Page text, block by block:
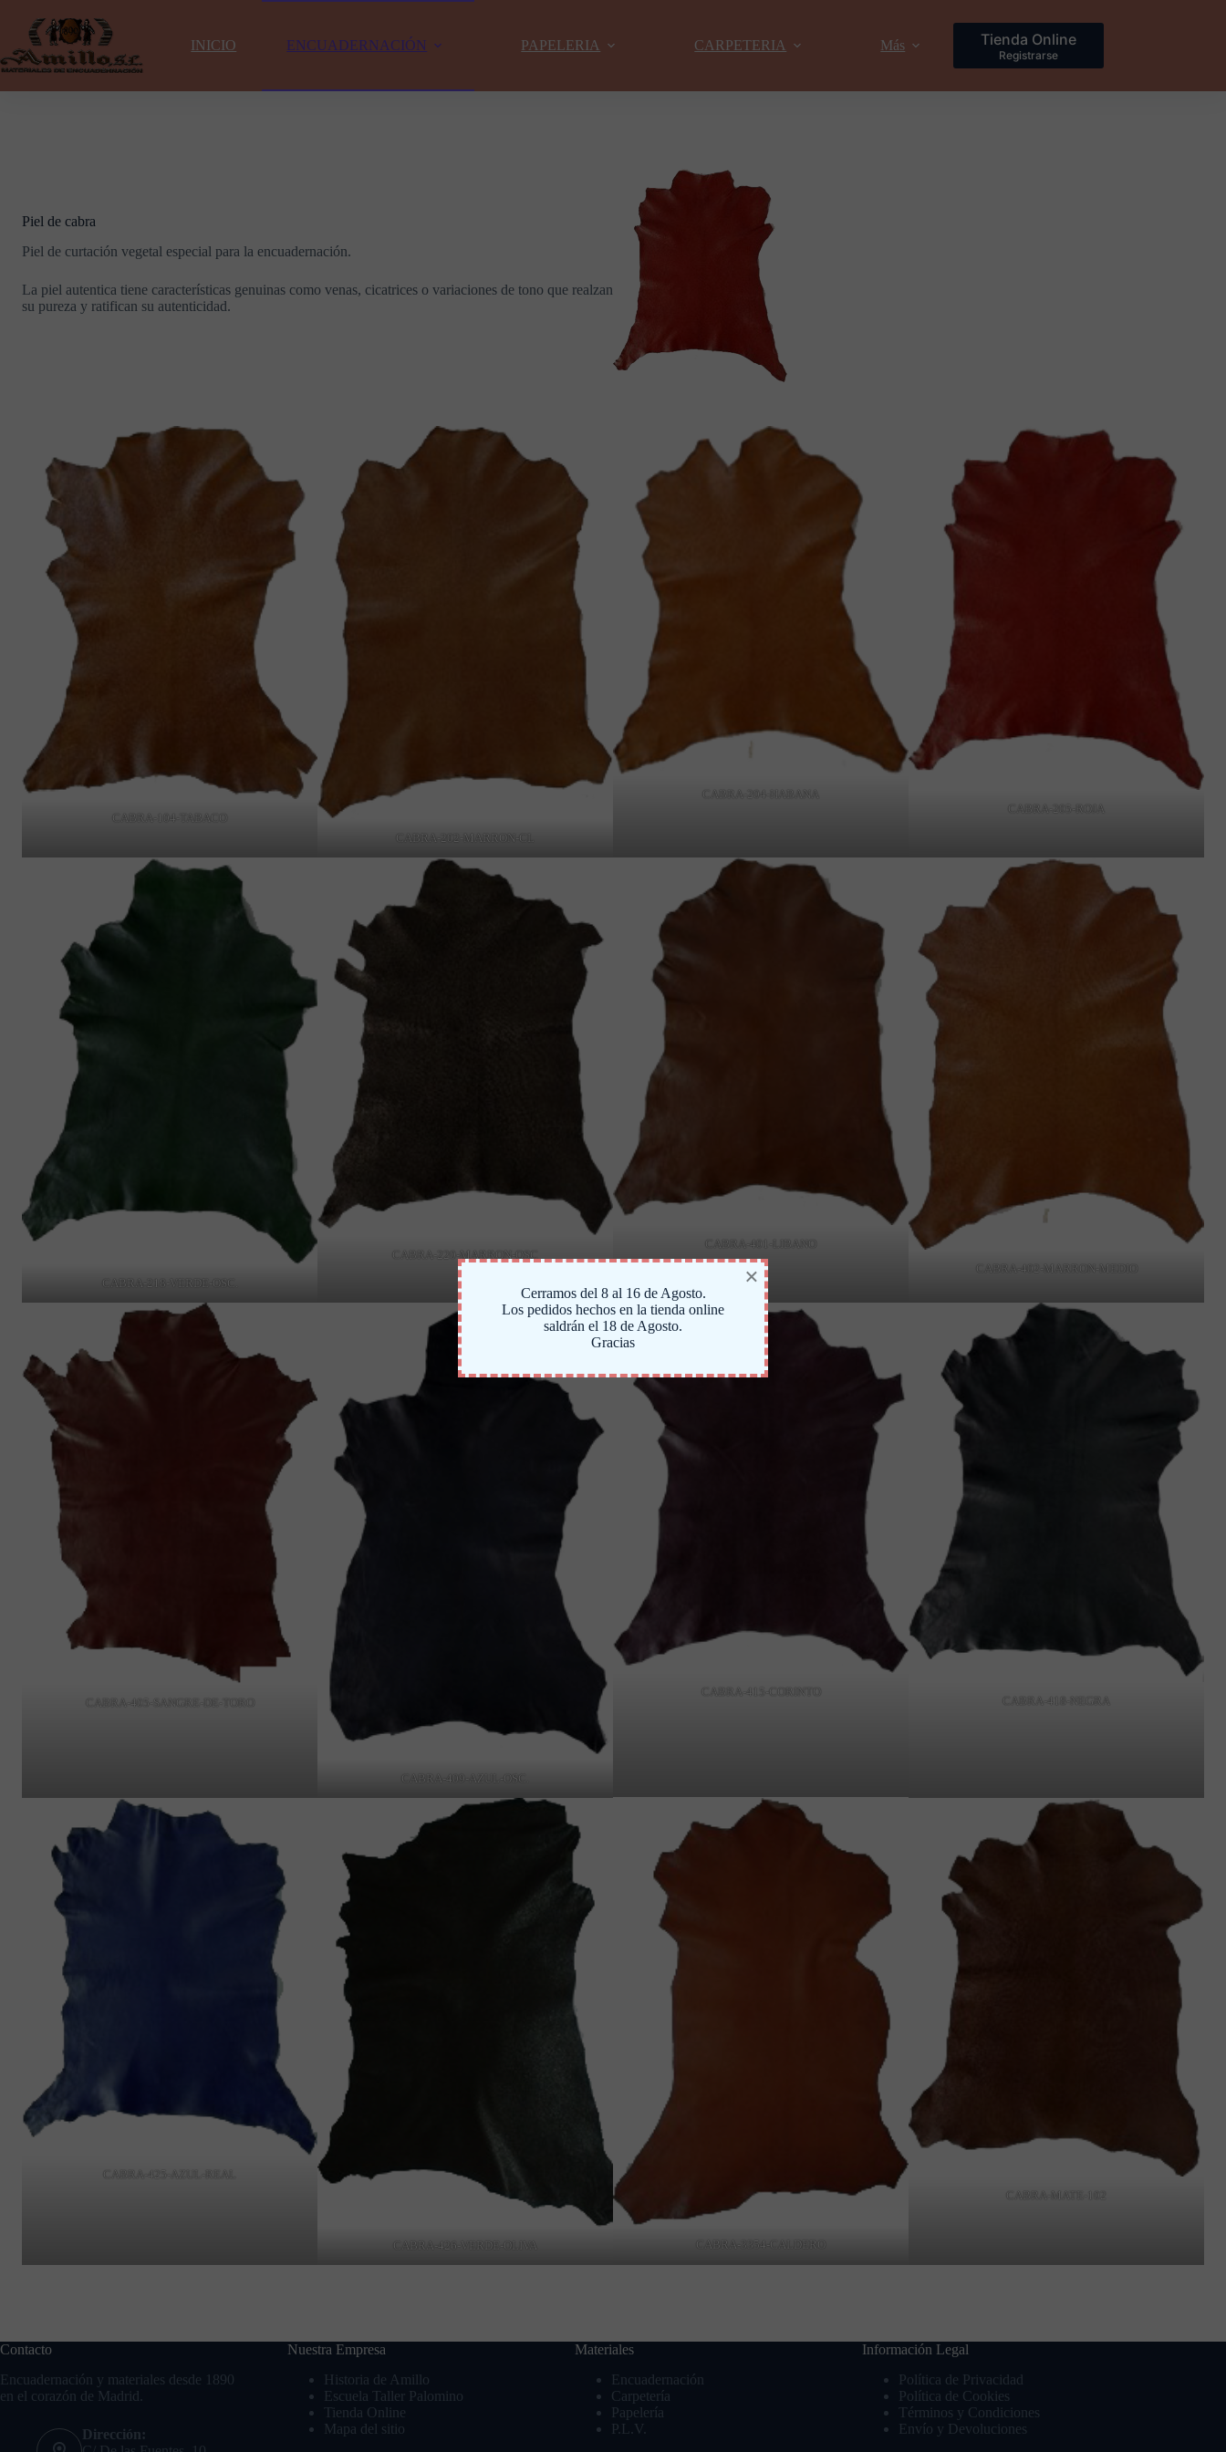
contenido
INICIO ENCUADERNACIÓN PAPELERIA CARPETERIA Más Tienda Online
Registrarse
Piel de cabra
Piel de curtación vegetal especial para la encuadernación.
La piel autentica tiene características genuinas como venas, cicatrices o variaciones de tono que realzan
su pureza y ratifican su autenticidad.
CABRA-104-TABACO
CABRA-202-MARRON-CL
CABRA-204-HABANA
CABRA-205-ROJA
CABRA-218-VERDE-OSC.
CABRA-220-MARRON-OSC
CABRA-401-LIBANO
CABRA-402-MARRON-MEDIO
CABRA-405-SANGRE-DE-TORO
CABRA-409-AZUL-OSC.
CABRA-415-CORINTO
CABRA-418-NEGRA
CABRA-425-AZUL-REAL
CABRA-426-VERDE-OLIVA CABRA-3354-CALDERO
CABRA-MATE-102
Contacto
Encuadernación y materiales desde 1890
en el corazón de Madrid.
Dirección:
Nuestra Empresa
Historia de Amillo
Escuela Taller Palomino
Tienda Online
Mapa del sitio
Materiales
Encuadernación
Carpetería
Papelería
P.L.V.
Información Legal
Política de Privacidad
Política de Cookies
Términos y Condiciones
Envío y Devoluciones
Cerramos del 8 al 16 de Agosto.
Los pedidos hechos en la tienda online
saldrán el 18 de Agosto.
Gracias
×